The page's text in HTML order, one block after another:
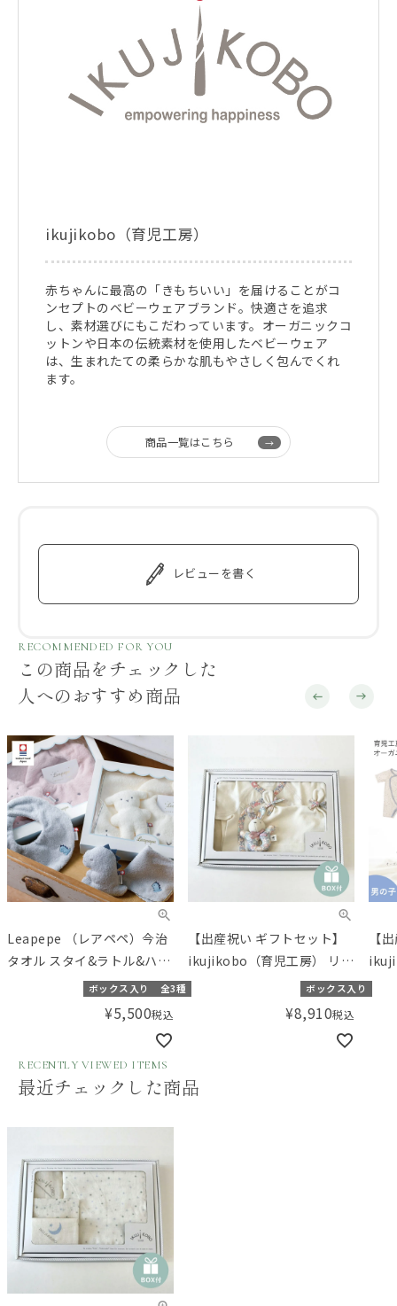
ikujikobo（育児工房）
赤ちゃんに最高の「きもちいい」を届けることがコ
ンセプトのベビーウェアブランド。快適さを追求
し、素材選びにもこだわっています。オーガニックコ
ットンや日本の伝統素材を使用したベビーウェア
は、生まれたての柔らかな肌もやさしく包んでくれ
ます。
商品一覧はこちら
レビューを書く
RECOMMENDED FOR YOU
この商品をチェックした
人へのおすすめ商品
Leapepe （レアペペ）今治
タオル スタイ&ラトル&ハン
ボックス入り 全3種
¥5,500税込
【出産祝い ギフトセット】
ikujikobo（育児工房） リバ
ティ オーガニックギフト ア
イボリー （50-70cm）【ギ
フトボックス入り】／
ボックス入り
¥8,910税込
【
ガ
RECENTLY VIEWED ITEMS
最近チェックした商品